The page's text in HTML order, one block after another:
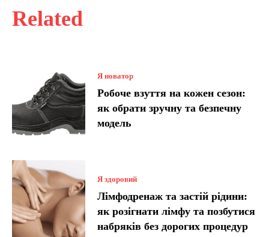
Related
Я новатор
Робоче взуття на кожен сезон:
як обрати зручну та безпечну
модель
Я здоровий
Лімфодренаж та застій рідини:
як розігнати лімфу та позбутися
набряків без дорогих процедур